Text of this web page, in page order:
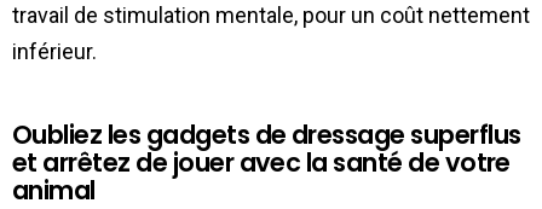
travail de stimulation mentale, pour un coût nettement
inférieur.
Oubliez les gadgets de dressage superflus
et arrêtez de jouer avec la santé de votre
animal